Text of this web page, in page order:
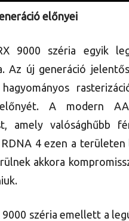
előnyei
9000 széria egyik
Az új generáció
A modern
amely valósághűbb
4 ezen a
akkora
9000 széria emellett a